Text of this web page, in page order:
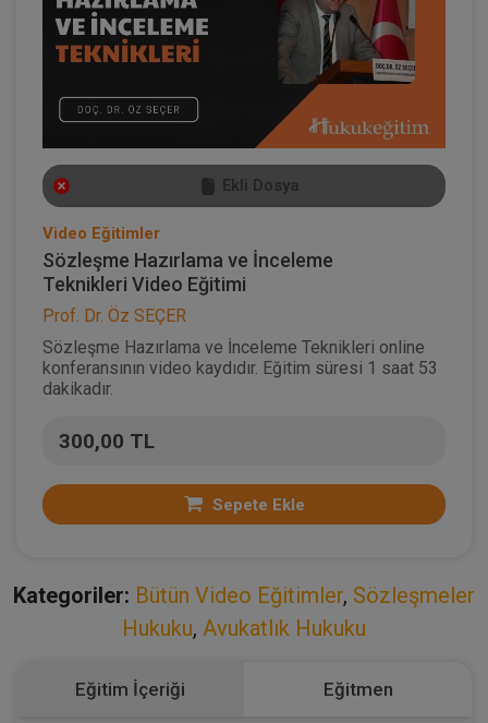
Ekli Dosya
Video Eğitimler
Sözleşme Hazırlama ve İnceleme
Teknikleri Video Eğitimi
Prof. Dr. Öz SEÇER
Sözleşme Hazırlama ve İnceleme Teknikleri online
konferansının video kaydıdır. Eğitim süresi 1 saat 53
dakikadır.
300,00 TL
Sepete Ekle
Kategoriler: Bütün Video Eğitimler, Sözleşmeler
Hukuku, Avukatlık Hukuku
Eğitim İçeriği Eğitmen